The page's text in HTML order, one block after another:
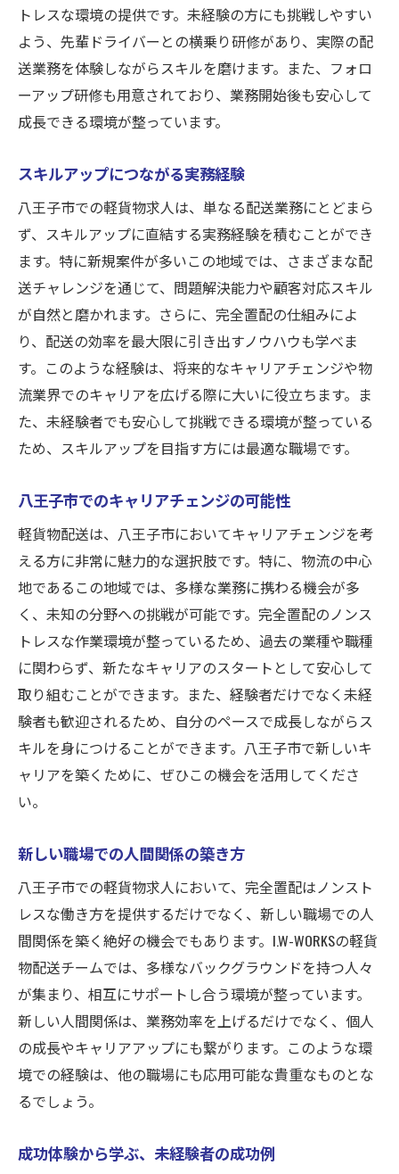
トレスな環境の提供です。未経験の方にも挑戦しやすい
よう、先輩ドライバーとの横乗り研修があり、実際の配
送業務を体験しながらスキルを磨けます。また、フォロ
ーアップ研修も用意されており、業務開始後も安心して
成長できる環境が整っています。
スキルアップにつながる実務経験
八王子市での軽貨物求人は、単なる配送業務にとどまら
ず、スキルアップに直結する実務経験を積むことができ
ます。特に新規案件が多いこの地域では、さまざまな配
送チャレンジを通じて、問題解決能力や顧客対応スキル
が自然と磨かれます。さらに、完全置配の仕組みによ
り、配送の効率を最大限に引き出すノウハウも学べま
す。このような経験は、将来的なキャリアチェンジや物
流業界でのキャリアを広げる際に大いに役立ちます。ま
た、未経験者でも安心して挑戦できる環境が整っている
ため、スキルアップを目指す方には最適な職場です。
八王子市でのキャリアチェンジの可能性
軽貨物配送は、八王子市においてキャリアチェンジを考
える方に非常に魅力的な選択肢です。特に、物流の中心
地であるこの地域では、多様な業務に携わる機会が多
く、未知の分野への挑戦が可能です。完全置配のノンス
トレスな作業環境が整っているため、過去の業種や職種
に関わらず、新たなキャリアのスタートとして安心して
取り組むことができます。また、経験者だけでなく未経
験者も歓迎されるため、自分のペースで成長しながらス
キルを身につけることができます。八王子市で新しいキ
ャリアを築くために、ぜひこの機会を活用してくださ
い。
新しい職場での人間関係の築き方
八王子市での軽貨物求人において、完全置配はノンスト
レスな働き方を提供するだけでなく、新しい職場での人
間関係を築く絶好の機会でもあります。I.W-WORKSの軽貨
物配送チームでは、多様なバックグラウンドを持つ人々
が集まり、相互にサポートし合う環境が整っています。
新しい人間関係は、業務効率を上げるだけでなく、個人
の成長やキャリアアップにも繋がります。このような環
境での経験は、他の職場にも応用可能な貴重なものとな
るでしょう。
成功体験から学ぶ、未経験者の成功例